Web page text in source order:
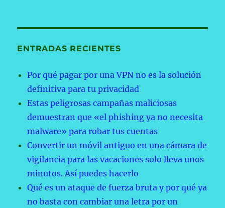
ENTRADAS RECIENTES
Por qué pagar por una VPN no es la solución
definitiva para tu privacidad
Estas peligrosas campañas maliciosas
demuestran que «el phishing ya no necesita
malware» para robar tus cuentas
Convertir un móvil antiguo en una cámara de
vigilancia para las vacaciones solo lleva unos
minutos. Así puedes hacerlo
Qué es un ataque de fuerza bruta y por qué ya
no basta con cambiar una letra por un